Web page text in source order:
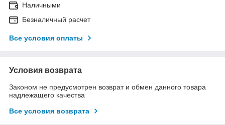
Наличными
Безналичный расчет
Все условия оплаты
Условия возврата
Законом не предусмотрен возврат и обмен данного товара
надлежащего качества
Все условия возврата